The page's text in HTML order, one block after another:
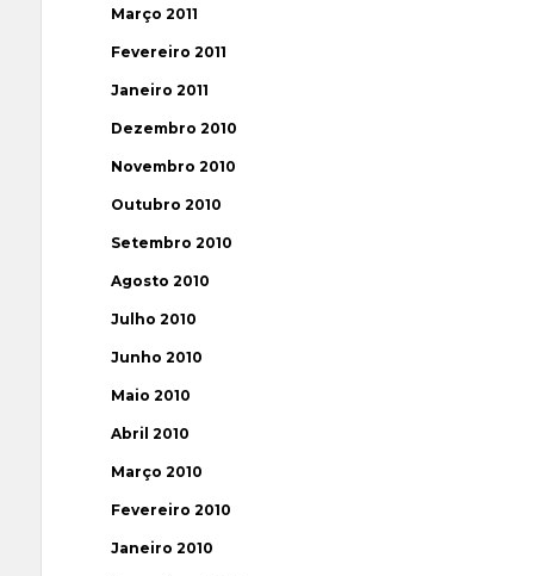
Março 2011
Fevereiro 2011
Janeiro 2011
Dezembro 2010
Novembro 2010
Outubro 2010
Setembro 2010
Agosto 2010
Julho 2010
Junho 2010
Maio 2010
Abril 2010
Março 2010
Fevereiro 2010
Janeiro 2010